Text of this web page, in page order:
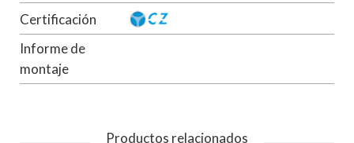
Certificación
Informe de
montaje
Productos relacionados